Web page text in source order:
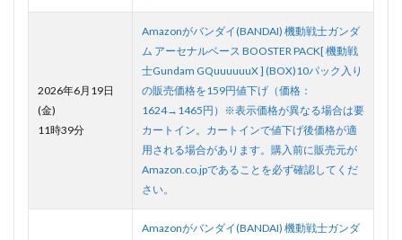
2026年6月19日
(金)
11時39分
Amazonがバンダイ(BANDAI) 機動戦士ガンダ
ム アーセナルベース BOOSTER PACK[ 機動戦
士Gundam GQuuuuuuX ] (BOX)10パック入り
の販売価格を159円値下げ（価格：
1624→1465円）※表示価格が異なる場合は要
カートイン。カートインで値下げ後価格が適
用される場合があります。購入前に販売元が
Amazon.co.jpであることを必ず確認してくだ
さい。
Amazonがバンダイ(BANDAI) 機動戦士ガンダ